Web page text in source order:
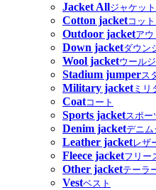
Jacket Allジャケッ
Cotton jacketコッ
Outdoor jacketアウ
Down jacketダウン
Wool jacketウール
Stadium jumperス
Military jacketミリ
Coatコート
Sports jacketスポー
Denim jacketデニム
Leather jacketレザ
Fleece jacketフリー
Other jacketテーラ
Vestベスト